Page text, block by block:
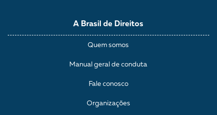
A Brasil de Direitos
Quem somos
Manual geral de conduta
Fale conosco
Organizações